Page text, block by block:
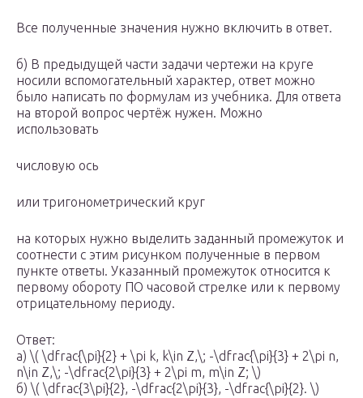
Все полученные значения нужно включить в ответ.
б) В предыдущей части задачи чертежи на круге
носили вспомогательный характер, ответ можно
было написать по формулам из учебника. Для ответа
на второй вопрос чертёж нужен. Можно
использовать
числовую ось
или тригонометрический круг
на которых нужно выделить заданный промежуток и
соотнести с этим рисунком полученные в первом
пункте ответы. Указанный промежуток относится к
первому обороту ПО часовой стрелке или к первому
отрицательному периоду.
Ответ:
a) \( \dfrac{\pi}{2} + \pi k, k\in Z,\; -\dfrac{\pi}{3} + 2\pi n,
n\in Z,\; -\dfrac{2\pi}{3} + 2\pi m, m\in Z; \)
б) \( \dfrac{3\pi}{2}, -\dfrac{2\pi}{3}, -\dfrac{\pi}{2}. \)